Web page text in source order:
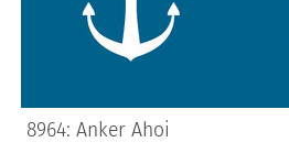
8964: Anker Ahoi